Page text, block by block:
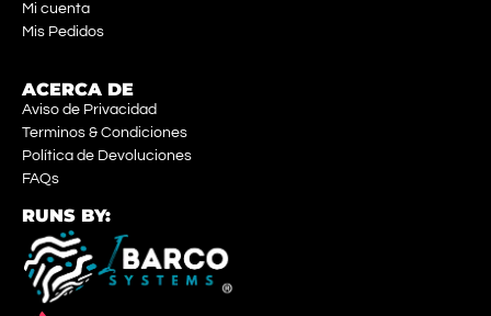
Mi cuenta
Mis Pedidos
ACERCA DE
Aviso de Privacidad
Terminos & Condiciones
Política de Devoluciones
FAQs
RUNS BY: